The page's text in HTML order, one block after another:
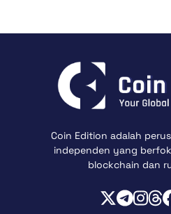
Coin Edition adalah
independen yang
blockchain dan